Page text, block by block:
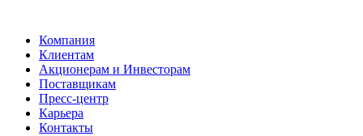
Компания
Клиентам
Акционерам и Инвесторам
Поставщикам
Пресс-центр
Карьера
Контакты